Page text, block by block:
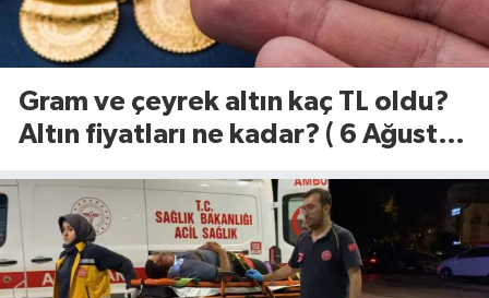
Gram ve çeyrek altın kaç TL oldu?
Altın fiyatları ne kadar? ( 6 Ağustos